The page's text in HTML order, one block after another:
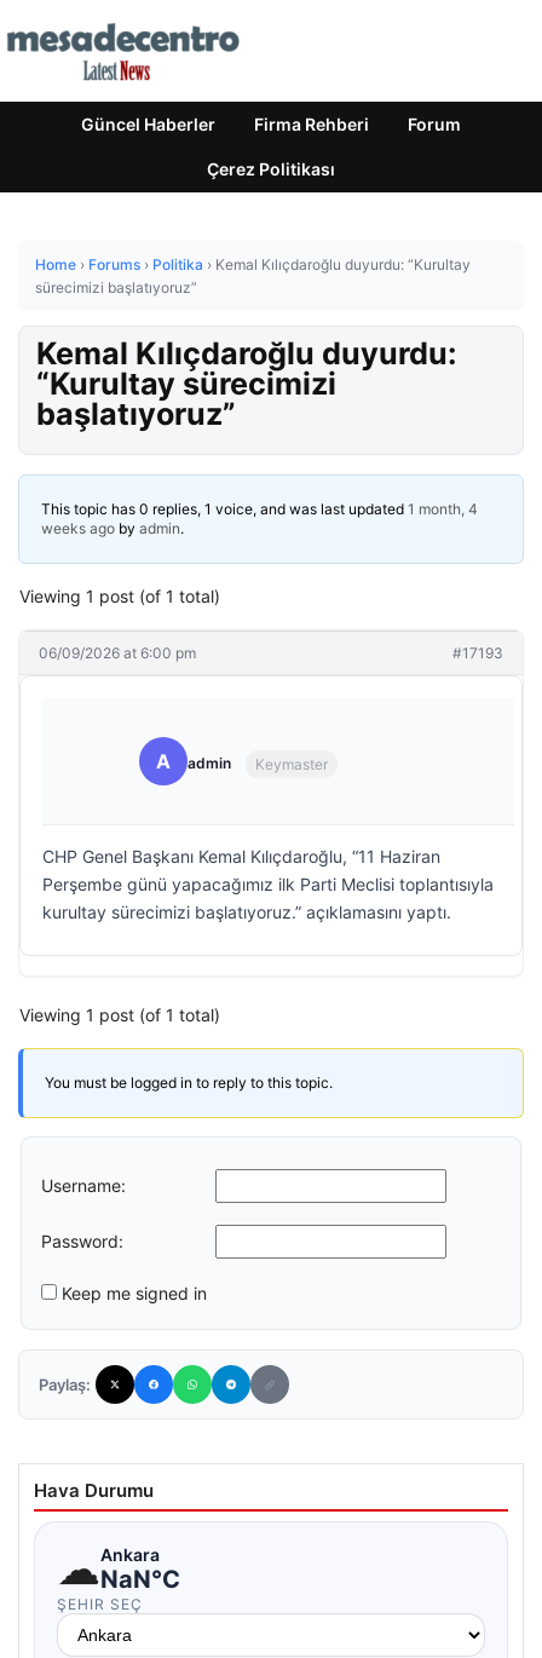
Güncel Haberler Firma Rehberi Forum
Çerez Politikası
Home › Forums › Politika › Kemal Kılıçdaroğlu duyurdu: “Kurultay
sürecimizi başlatıyoruz”
Kemal Kılıçdaroğlu duyurdu:
“Kurultay sürecimizi
başlatıyoruz”
This topic has 0 replies, 1 voice, and was last updated 1 month, 4
weeks ago by admin.
Viewing 1 post (of 1 total)
06/09/2026 at 6:00 pm #17193
A admin Keymaster
CHP Genel Başkanı Kemal Kılıçdaroğlu, “11 Haziran
Perşembe günü yapacağımız ilk Parti Meclisi toplantısıyla
kurultay sürecimizi başlatıyoruz.” açıklamasını yaptı.
Viewing 1 post (of 1 total)
You must be logged in to reply to this topic.
Username:
Password:
Keep me signed in
Paylaş:
Hava Durumu
☁Ankara
NaN°C
ŞEHIR SEÇ